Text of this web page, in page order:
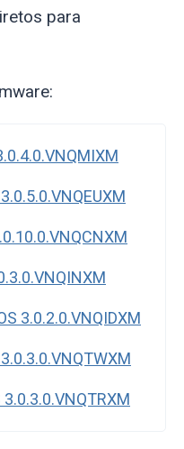
para
3.0.2.0.VNQIDXM